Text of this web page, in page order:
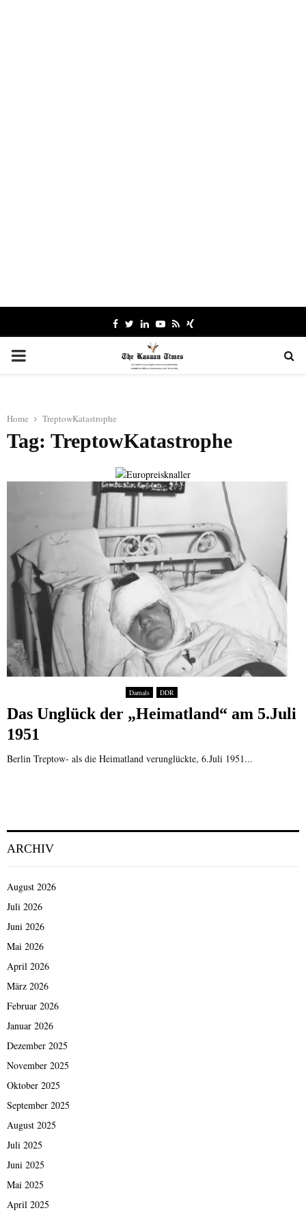
Facebook
TwitterLinkedinYoutube
RssXing
PRIMARY
Home TreptowKatastrophe
Tag: TreptowKatastrophe
Damals DDR
Das Unglück der „Heimatland“ am 5.Juli
1951
Berlin Treptow- als die Heimatland verunglückte, 6.Juli 1951...
ARCHIV
August 2026
Juli 2026
Juni 2026
Mai 2026
April 2026
März 2026
Februar 2026
Januar 2026
Dezember 2025
November 2025
Oktober 2025
September 2025
August 2025
Juli 2025
Juni 2025
Mai 2025
April 2025